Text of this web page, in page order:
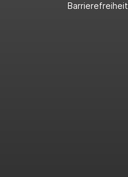
Barrierefreiheit